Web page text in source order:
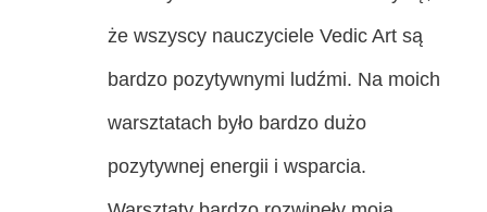
że wszyscy nauczyciele Vedic Art są
bardzo pozytywnymi ludźmi. Na moich
warsztatach było bardzo dużo
pozytywnej energii i wsparcia.